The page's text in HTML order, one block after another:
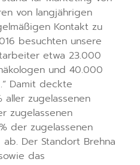
von langjährigen
Kontakt zu
besuchten unsere
etwa 23.000
und 40.000
Damit deckte
aller zugelassenen
zugelassenen
der zugelassenen
Der Standort Brehna
das